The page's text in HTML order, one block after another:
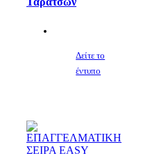
Δείτε το
έντυπο